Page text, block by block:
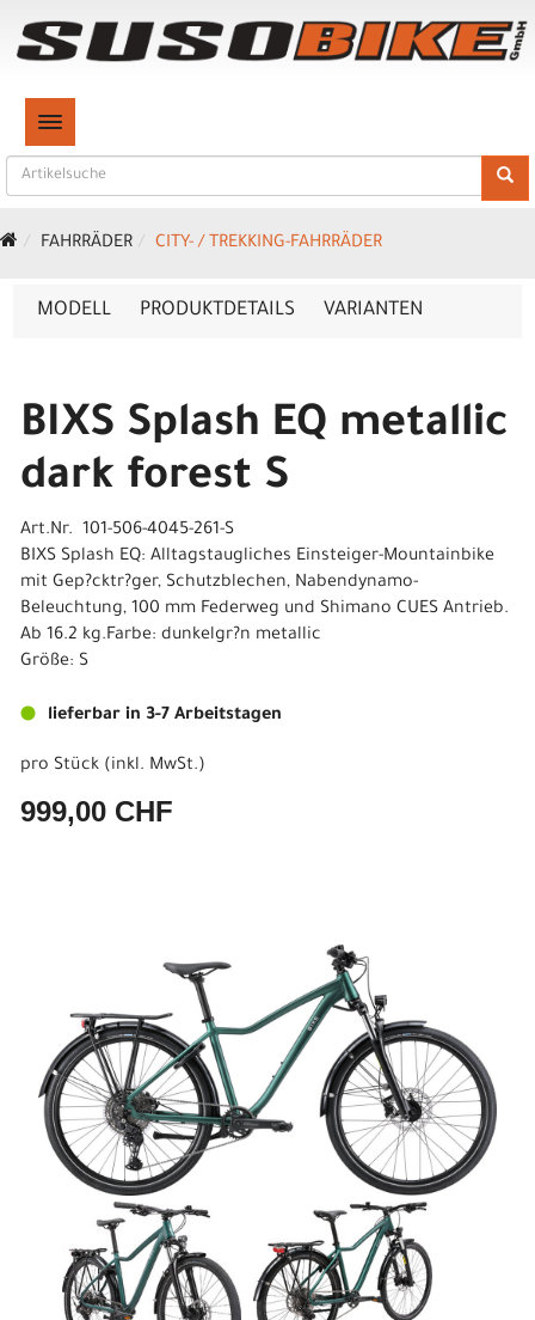
TOGGLE NAVIGATION
FAHRRÄDER CITY- / TREKKING-FAHRRÄDER
MODELL PRODUKTDETAILS VARIANTEN
BIXS Splash EQ metallic
dark forest S
Art.Nr. 101-506-4045-261-S
BIXS Splash EQ: Alltagstaugliches Einsteiger-Mountainbike
mit Gep?cktr?ger, Schutzblechen, Nabendynamo-
Beleuchtung, 100 mm Federweg und Shimano CUES Antrieb.
Ab 16.2 kg.Farbe: dunkelgr?n metallic
Größe: S
lieferbar in 3-7 Arbeitstagen
pro Stück (inkl. MwSt.)
999,00 CHF